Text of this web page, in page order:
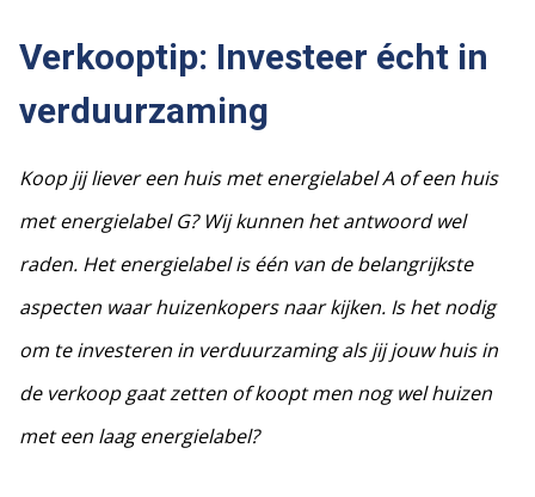
Verkooptip: Investeer écht in
verduurzaming
Koop jij liever een huis met energielabel A of een huis
met energielabel G? Wij kunnen het antwoord wel
raden. Het energielabel is één van de belangrijkste
aspecten waar huizenkopers naar kijken. Is het nodig
om te investeren in verduurzaming als jij jouw huis in
de verkoop gaat zetten of koopt men nog wel huizen
met een laag energielabel?